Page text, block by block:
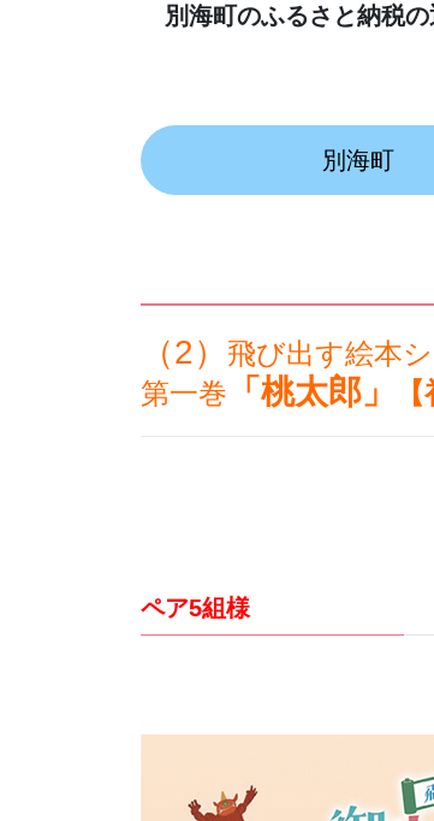
別海町のふるさと納税の
別海町
（2） 飛び出す絵本
第一巻 「桃太郎」
ペア5組様